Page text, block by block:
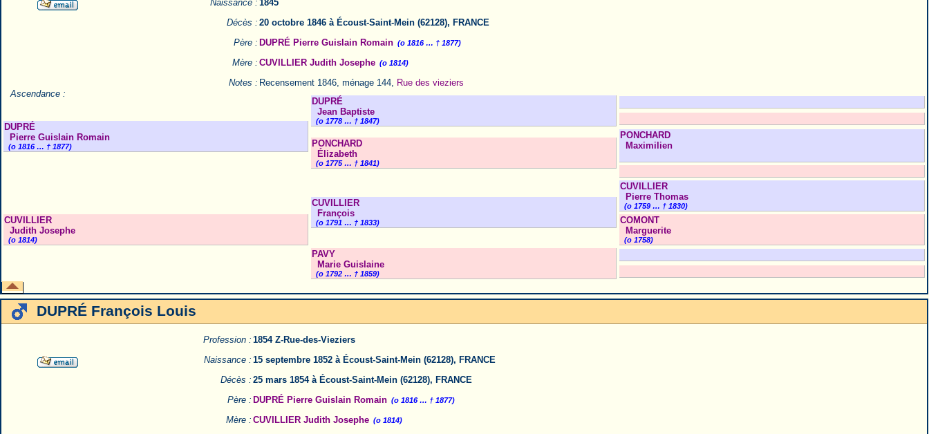
Naissance : 1845
Décès : 20 octobre 1846 à Écoust-Saint-Mein (62128), FRANCE
Père : DUPRÉ Pierre Guislain Romain (o 1816 … † 1877)
Mère : CUVILLIER Judith Josephe (o 1814)
Notes : Recensement 1846, ménage 144, Rue des vieziers
DUPRÉ
Pierre Guislain Romain
(o 1816 … † 1877)
DUPRÉ
Jean Baptiste
(o 1778 … † 1847)
PONCHARD
Élizabeth
(o 1775 … † 1841)
PONCHARD
Maximilien
CUVILLIER
Judith Josephe
(o 1814)
CUVILLIER
François
(o 1791 … † 1833)
CUVILLIER
Pierre Thomas
(o 1759 … † 1830)
COMONT
Marguerite
(o 1758)
PAVY
Marie Guislaine
(o 1792 … † 1859)
Ascendance :
DUPRÉ François Louis
Profession : 1854 Z-Rue-des-Vieziers
Naissance : 15 septembre 1852 à Écoust-Saint-Mein (62128), FRANCE
Décès : 25 mars 1854 à Écoust-Saint-Mein (62128), FRANCE
Père : DUPRÉ Pierre Guislain Romain (o 1816 … † 1877)
Mère : CUVILLIER Judith Josephe (o 1814)